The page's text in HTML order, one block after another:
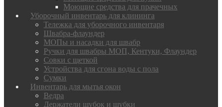
Моющие средства для прачечных
Уборочный инвентарь для клининга
Тележка для уборочного инвентаря
Швабра-флаундер
МОПы и насадки для швабр
Ручки для швабры МОП, Кентуки, Флаундер
Совки с щеткой
Устройства для сгона воды с пола
Сумки
Инвентарь для мытья окон
Ведра
Держатели шубок и шубки